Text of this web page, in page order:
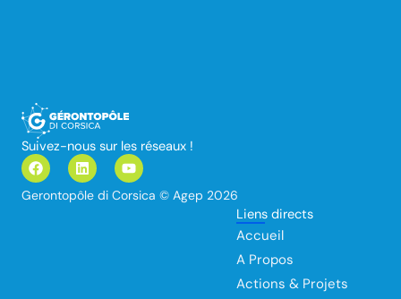
Suivez-nous sur les réseaux !
F
a
c
e
L
i
n
k
Y
o
u
t
Gerontopôle di Corsica © Agep 2026
Liens directs
Accueil
A Propos
Actions & Projets